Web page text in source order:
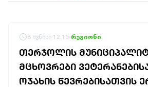
ᲐᲛᲘᲜᲓᲘ
ᲡᲐᲛᲮᲔᲓᲠᲝ
ᲠᲔᲒᲘᲝᲜᲘ
8 ივნისი 12:15 რეგიონი
ᲗᲔᲠᲯᲝᲚᲘᲡ
ᲛᲪᲮᲝᲕᲠᲔᲑᲘ
ᲝᲯᲐᲮᲘᲡ ᲬᲔᲕᲠᲔᲑᲘᲡᲐᲗᲕᲘᲡ